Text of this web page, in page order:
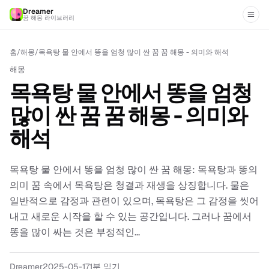
Dreamer
꿈 해몽 라이브러리
홈/해몽/목욕탕 물 안에서 똥을 엄청 많이 싼 꿈 꿈 해몽 - 의미와 해석
해몽
목욕탕 물 안에서 똥을 엄청
많이 싼 꿈 꿈 해몽 - 의미와
해석
목욕탕 물 안에서 똥을 엄청 많이 싼 꿈 해몽: 목욕탕과 똥의
의미 꿈 속에서 목욕탕은 청결과 재생을 상징합니다. 물은
일반적으로 감정과 관련이 있으며, 목욕탕은 그 감정을 씻어
내고 새로운 시작을 할 수 있는 공간입니다. 그러나 꿈에서
똥을 많이 싸는 것은 부정적인...
Dreamer2025-05-171분 읽기